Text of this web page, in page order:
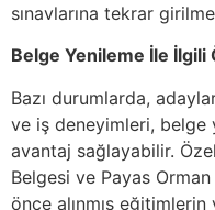
sınavlarına tekrar
Belge Yenileme İle İlgili
Bazı durumlarda,
ve iş deneyimleri, belge
avantaj sağlayabilir.
Belgesi ve Payas
önce alınmış